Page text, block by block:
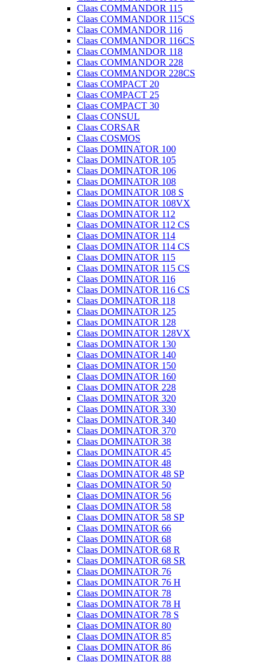
Claas COMMANDOR 115
Claas COMMANDOR 115CS
Claas COMMANDOR 116
Claas COMMANDOR 116CS
Claas COMMANDOR 118
Claas COMMANDOR 228
Claas COMMANDOR 228CS
Claas COMPACT 20
Claas COMPACT 25
Claas COMPACT 30
Claas CONSUL
Claas CORSAR
Claas COSMOS
Claas DOMINATOR 100
Claas DOMINATOR 105
Claas DOMINATOR 106
Claas DOMINATOR 108
Claas DOMINATOR 108 S
Claas DOMINATOR 108VX
Claas DOMINATOR 112
Claas DOMINATOR 112 CS
Claas DOMINATOR 114
Claas DOMINATOR 114 CS
Claas DOMINATOR 115
Claas DOMINATOR 115 CS
Claas DOMINATOR 116
Claas DOMINATOR 116 CS
Claas DOMINATOR 118
Claas DOMINATOR 125
Claas DOMINATOR 128
Claas DOMINATOR 128VX
Claas DOMINATOR 130
Claas DOMINATOR 140
Claas DOMINATOR 150
Claas DOMINATOR 160
Claas DOMINATOR 228
Claas DOMINATOR 320
Claas DOMINATOR 330
Claas DOMINATOR 340
Claas DOMINATOR 370
Claas DOMINATOR 38
Claas DOMINATOR 45
Claas DOMINATOR 48
Claas DOMINATOR 48 SP
Claas DOMINATOR 50
Claas DOMINATOR 56
Claas DOMINATOR 58
Claas DOMINATOR 58 SP
Claas DOMINATOR 66
Claas DOMINATOR 68
Claas DOMINATOR 68 R
Claas DOMINATOR 68 SR
Claas DOMINATOR 76
Claas DOMINATOR 76 H
Claas DOMINATOR 78
Claas DOMINATOR 78 H
Claas DOMINATOR 78 S
Claas DOMINATOR 80
Claas DOMINATOR 85
Claas DOMINATOR 86
Claas DOMINATOR 88